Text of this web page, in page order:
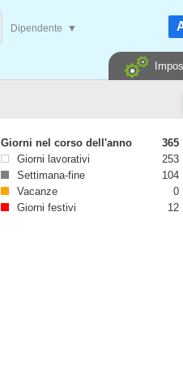
Dipendente ▼
Giorni nel corso dell'anno 365
Giorni lavorativi
253
Settimana-fine
104
Vacanze
0
Giorni festivi
12